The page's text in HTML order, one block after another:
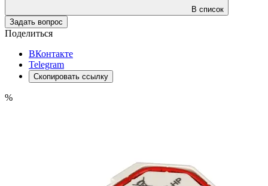
В список
Задать вопрос
Поделиться
ВКонтакте
Telegram
Скопировать ссылку
%